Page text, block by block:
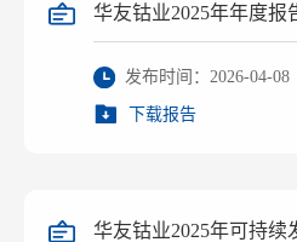
华友钴业2025年年度报
发布时间：2026-04-08
下载报告
华友钴业2025年可持续